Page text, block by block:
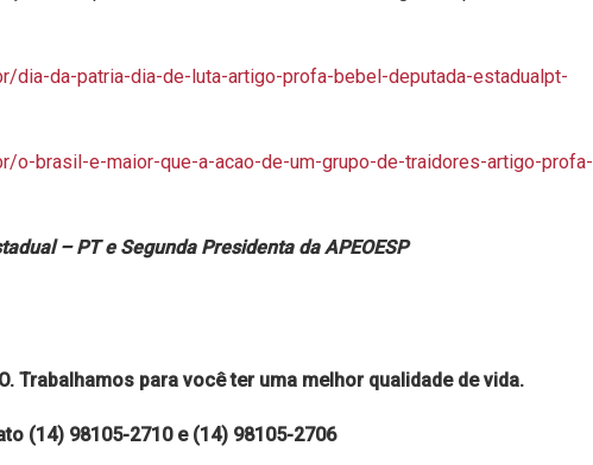
dia-da-patria-dia-de-luta-artigo-profa-bebel-deputada-estadualpt-
o-brasil-e-maior-que-a-acao-de-um-grupo-de-traidores-artigo-profa-
– PT e Segunda Presidenta da APEOESP
Trabalhamos para você ter uma melhor qualidade de vida.
(14) 98105-2710 e (14) 98105-2706